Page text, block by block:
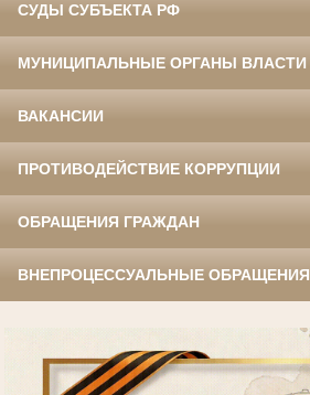
СУДЫ СУБЪЕКТА РФ
МУНИЦИПАЛЬНЫЕ ОРГАНЫ ВЛАСТИ
ВАКАНСИИ
ПРОТИВОДЕЙСТВИЕ КОРРУПЦИИ
ОБРАЩЕНИЯ ГРАЖДАН
ВНЕПРОЦЕССУАЛЬНЫЕ ОБРАЩЕНИЯ